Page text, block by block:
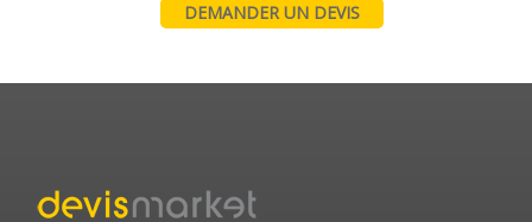
DEMANDER UN DEVIS